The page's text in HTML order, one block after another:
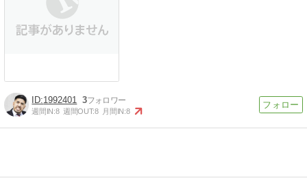
1992401 3
週間IN:8 週間OUT:8 月間IN:8